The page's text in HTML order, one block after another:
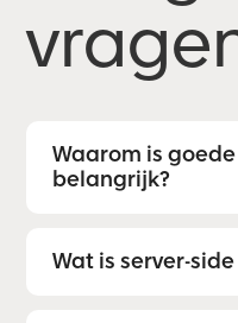
Waarom is
belangrijk?
Wat is server-